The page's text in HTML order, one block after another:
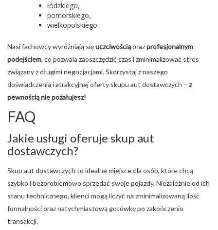
łódzkiego,
pomorskiego,
wielkopolskiego.
Nasi fachowcy wyróżniają sięuczciwościąorazprofesjonalnym
podejściem, co pozwala zaoszczędzić czas i zminimalizować stres
związany z długimi negocjacjami. Skorzystaj z naszego
doświadczenia i atrakcyjnej oferty skupu aut dostawczych – z
pewnością nie pożałujesz!
FAQ
Jakie usługi oferuje skup aut
dostawczych?
Skup aut dostawczych to idealne miejsce dla osób, które chcą
szybko i bezproblemowo sprzedać swoje pojazdy. Niezależnie od ich
stanu technicznego, klienci mogą liczyć na zminimalizowaną ilość
formalności oraz natychmiastową gotówkę po zakończeniu
transakcji.